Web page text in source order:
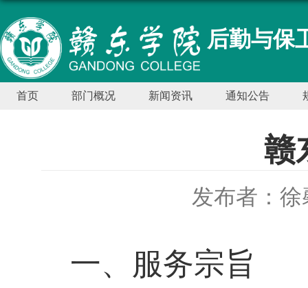
后勤与保
首页 部门概况 新闻资讯 通知公告
赣
发布者：徐
一、服务宗旨